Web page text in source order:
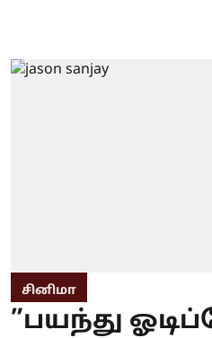
சினிமா
”பயந்து